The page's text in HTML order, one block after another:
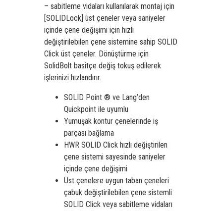
– sabitleme vidaları kullanılarak montaj için
[SOLIDLock] üst çeneler veya saniyeler
içinde çene değişimi için hızlı
değiştirilebilen çene sistemine sahip SOLID
Click üst çeneler. Dönüştürme için
SolidBolt basitçe değiş tokuş edilerek
işlerinizi hızlandırır.
SOLID Point ® ve Lang’den
Quickpoint ile uyumlu
Yumuşak kontur çenelerinde iş
parçası bağlama
HWR SOLID Click hızlı değiştirilen
çene sistemi sayesinde saniyeler
içinde çene değişimi
Üst çenelere uygun taban çeneleri
çabuk değiştirilebilen çene sistemli
SOLID Click veya sabitleme vidaları